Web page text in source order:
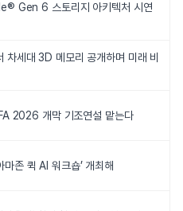
Gen 6 스토리지 아키텍처 시연
세대 3D 메모리 공개하며 미래 비
2026 개막 기조연설 맡는다
마존 퀵 AI 워크숍’ 개최해